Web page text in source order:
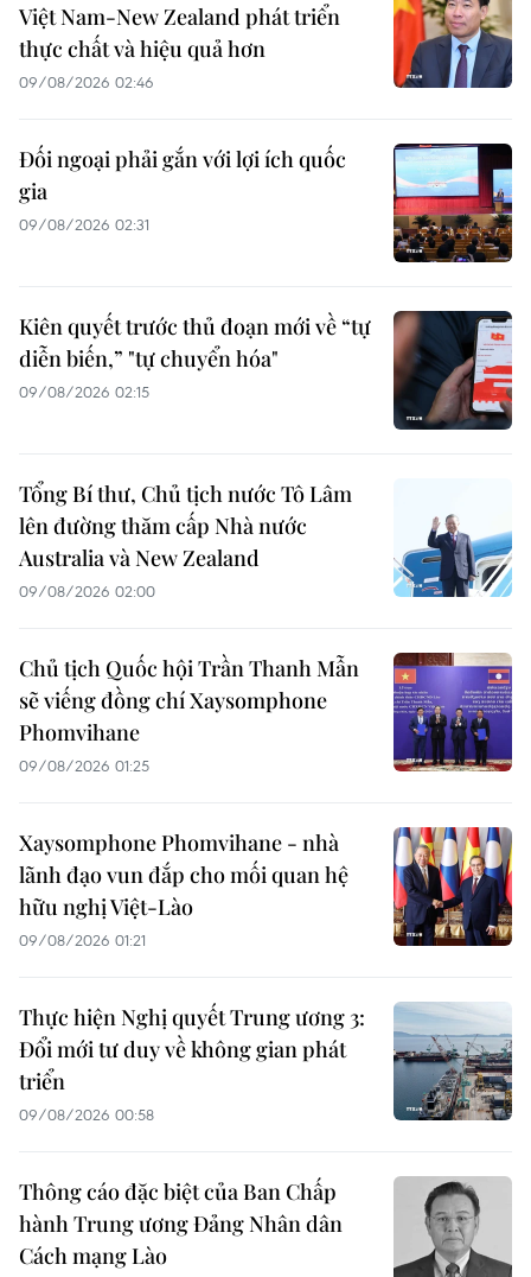
Việt Nam-New Zealand phát triển
thực chất và hiệu quả hơn
09/08/2026 02:46
Đối ngoại phải gắn với lợi ích quốc
gia
09/08/2026 02:31
Kiên quyết trước thủ đoạn mới về “tự
diễn biến,” "tự chuyển hóa"
09/08/2026 02:15
Tổng Bí thư, Chủ tịch nước Tô Lâm
lên đường thăm cấp Nhà nước
Australia và New Zealand
09/08/2026 02:00
Chủ tịch Quốc hội Trần Thanh Mẫn
sẽ viếng đồng chí Xaysomphone
Phomvihane
09/08/2026 01:25
Xaysomphone Phomvihane - nhà
lãnh đạo vun đắp cho mối quan hệ
hữu nghị Việt-Lào
09/08/2026 01:21
Thực hiện Nghị quyết Trung ương 3:
Đổi mới tư duy về không gian phát
triển
09/08/2026 00:58
Thông cáo đặc biệt của Ban Chấp
hành Trung ương Đảng Nhân dân
Cách mạng Lào